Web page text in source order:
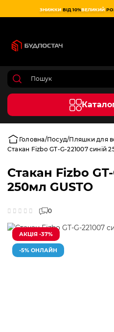
ЗНИЖКИ ВІД 10%ВЕЛИКИЙ
Головна Посуд Пляшки для
Стакан Fizbo GT-G-221007 синій
Стакан Fizbo
250мл GUSTO
0
АКЦІЯ -37%
-5% ОНЛАЙН